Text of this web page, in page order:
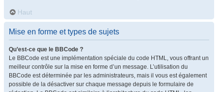
Haut
Mise en forme et types de sujets
Qu’est-ce que le BBCode ?
Le BBCode est une implémentation spéciale du code HTML, vous offrant un
meilleur contrôle sur la mise en forme d’un message. L’utilisation du
BBCode est déterminée par les administrateurs, mais il vous est également
possible de la désactiver sur chaque message depuis le formulaire de